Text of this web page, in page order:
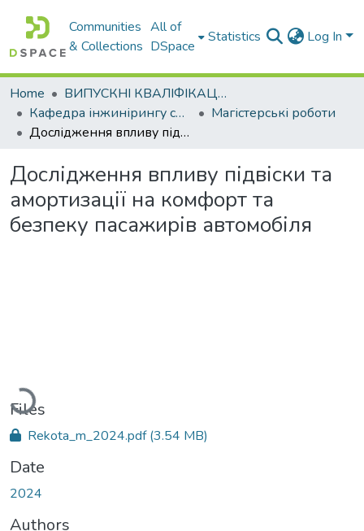
Communities
& Collections
All of
DSpace
Statistics Log In
Home
ВИПУСКНІ КВАЛІФІКАЦІЙНІ РОБОТИ
Кафедра інжинірингу систем автомобільного транспорту
Магістерські роботи
Дослідження впливу підвіски та амортизації на комфорт та безпеку пасажирів автомобіля
Дослідження впливу підвіски та
амортизації на комфорт та
безпеку пасажирів автомобіля
Loading...
Files
Rekota_m_2024.pdf(3.54 MB)
Date
2024
Authors